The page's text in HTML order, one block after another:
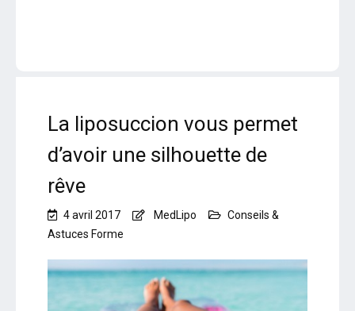
La liposuccion vous permet
d’avoir une silhouette de
rêve
4 avril 2017 MedLipo
Conseils &
Astuces Forme